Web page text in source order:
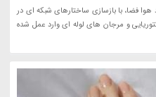
فضا، با بازسازی ساختارهای شبکه ای در
و مرجان های لوله ای وارد عمل شده